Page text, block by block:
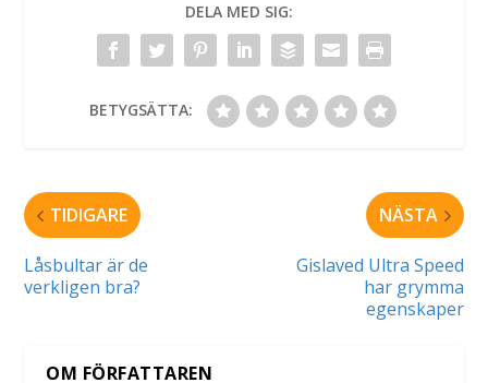
DELA MED SIG:
BETYGSÄTTA:
TIDIGARE
Låsbultar är de
verkligen bra?
NÄSTA
Gislaved Ultra Speed
har grymma
egenskaper
OM FÖRFATTAREN